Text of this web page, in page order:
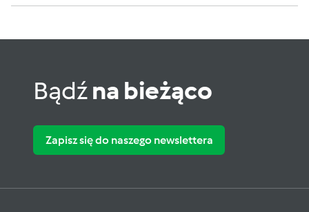
Bądźna bieżąco
Zapisz się do naszego newslettera